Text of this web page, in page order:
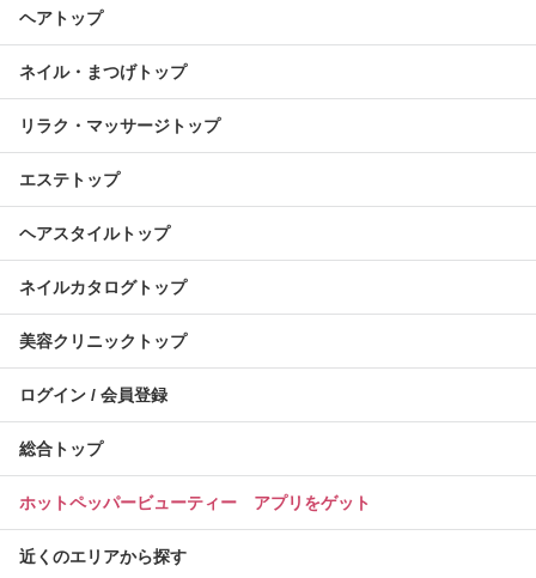
ヘアトップ
ネイル・まつげトップ
リラク・マッサージトップ
エステトップ
ヘアスタイルトップ
ネイルカタログトップ
美容クリニックトップ
ログイン / 会員登録
総合トップ
ホットペッパービューティー アプリをゲット
近くのエリアから探す